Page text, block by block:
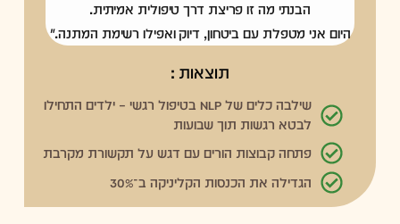
הבנתי מה זו פריצת דרך טיפולית אמיתית.
היום אני מטפלת עם ביטחון, דיוק ואפילו רשימת המתנה."
תוצאות :
שילבה כלים של NLP בטיפול רגשי – ילדים התחילו
לבטא רגשות תוך שבועות
פתחה קבוצות הורים עם דגש על תקשורת מקרבת
הגדילה את הכנסות הקליניקה ב־30%